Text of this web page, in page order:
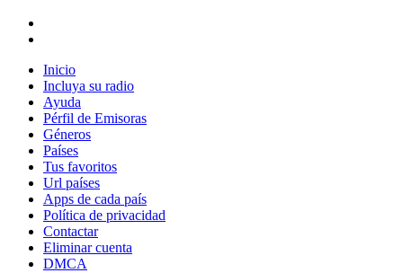
Inicio
Incluya su radio
Ayuda
Pérfil de Emisoras
Géneros
Países
Tus favoritos
Url países
Apps de cada país
Política de privacidad
Contactar
Eliminar cuenta
DMCA